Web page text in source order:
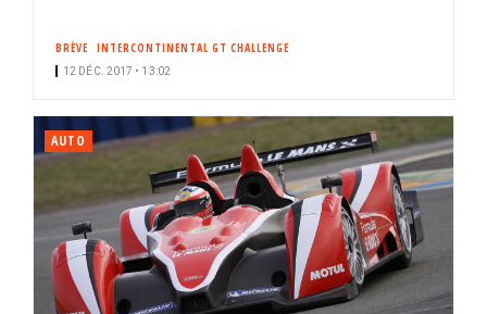
BRÈVE INTERCONTINENTAL GT CHALLENGE
12 DÉC. 2017 • 13:02
AUTO